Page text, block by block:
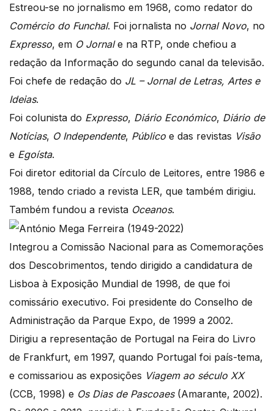
Estreou-se no jornalismo em 1968, como redator do
Comércio do Funchal. Foi jornalista no Jornal Novo, no
Expresso, em O Jornale na RTP, onde chefiou a
redação da Informação do segundo canal da televisão.
Foi chefe de redação do JL – Jornal de Letras, Artes e
Ideias.
Foi colunista do Expresso, Diário Económico, Diário de
Notícias, O Independente, Público e das revistas Visão
e Egoísta.
Foi diretor editorial da Círculo de Leitores, entre 1986 e
1988, tendo criado a revista LER, que também dirigiu.
Também fundou a revista Oceanos.
Integrou a Comissão Nacional para as Comemorações
dos Descobrimentos, tendo dirigido a candidatura de
Lisboa à Exposição Mundial de 1998, de que foi
comissário executivo. Foi presidente do Conselho de
Administração da Parque Expo, de 1999 a 2002.
Dirigiu a representação de Portugal na Feira do Livro
de Frankfurt, em 1997, quando Portugal foi país-tema,
e comissariou as exposições Viagem ao século XX
(CCB, 1998) e Os Dias de Pascoaes(Amarante, 2002).